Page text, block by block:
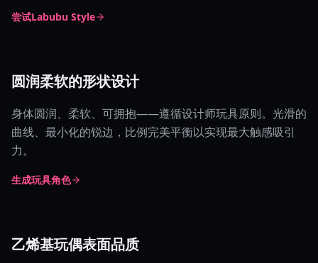
尝试Labubu Style
圆润柔软的形状设计
身体圆润、柔软、可拥抱——遵循设计师玩具原则。光滑的
曲线、最小化的锐边，比例完美平衡以实现最大触感吸引
力。
生成玩具角色
乙烯基玩偶表面品质